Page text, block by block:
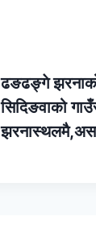
ढङढङ्गे
सिदिङवाको